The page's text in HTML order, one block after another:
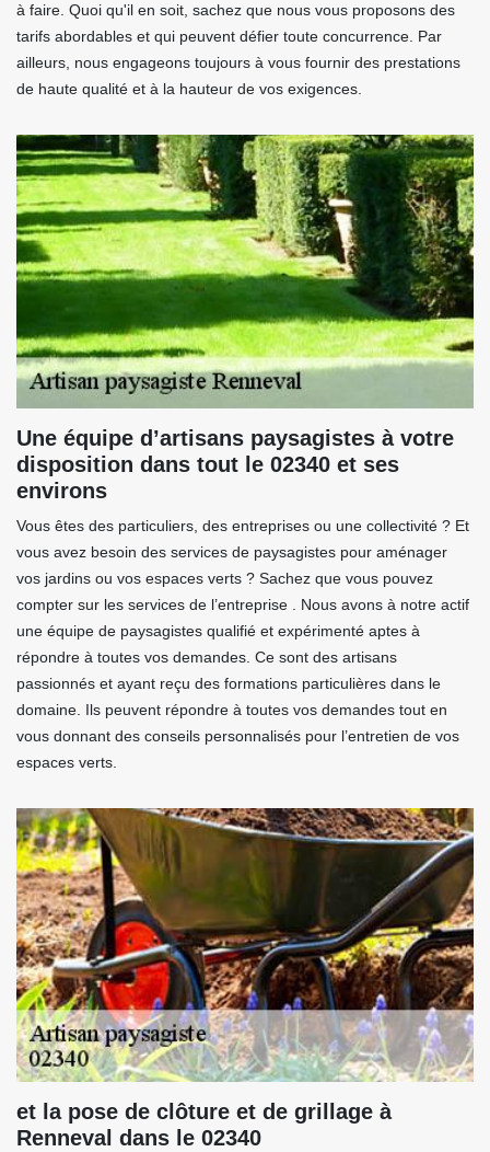
à faire. Quoi qu'il en soit, sachez que nous vous proposons des
tarifs abordables et qui peuvent défier toute concurrence. Par
ailleurs, nous engageons toujours à vous fournir des prestations
de haute qualité et à la hauteur de vos exigences.
Une équipe d’artisans paysagistes à votre
disposition dans tout le 02340 et ses
environs
Vous êtes des particuliers, des entreprises ou une collectivité ? Et
vous avez besoin des services de paysagistes pour aménager
vos jardins ou vos espaces verts ? Sachez que vous pouvez
compter sur les services de l’entreprise . Nous avons à notre actif
une équipe de paysagistes qualifié et expérimenté aptes à
répondre à toutes vos demandes. Ce sont des artisans
passionnés et ayant reçu des formations particulières dans le
domaine. Ils peuvent répondre à toutes vos demandes tout en
vous donnant des conseils personnalisés pour l’entretien de vos
espaces verts.
et la pose de clôture et de grillage à
Renneval dans le 02340